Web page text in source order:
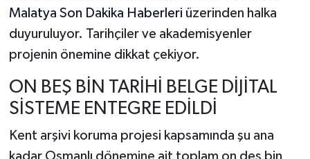
Malatya Son Dakika Haberleri üzerinden halka
duyuruluyor. Tarihçiler ve akademisyenler
projenin önemine dikkat çekiyor.
ON BEŞ BİN TARİHİ BELGE DİJİTAL
SİSTEME ENTEGRE EDİLDİ
Kent arşivi koruma projesi kapsamında şu ana